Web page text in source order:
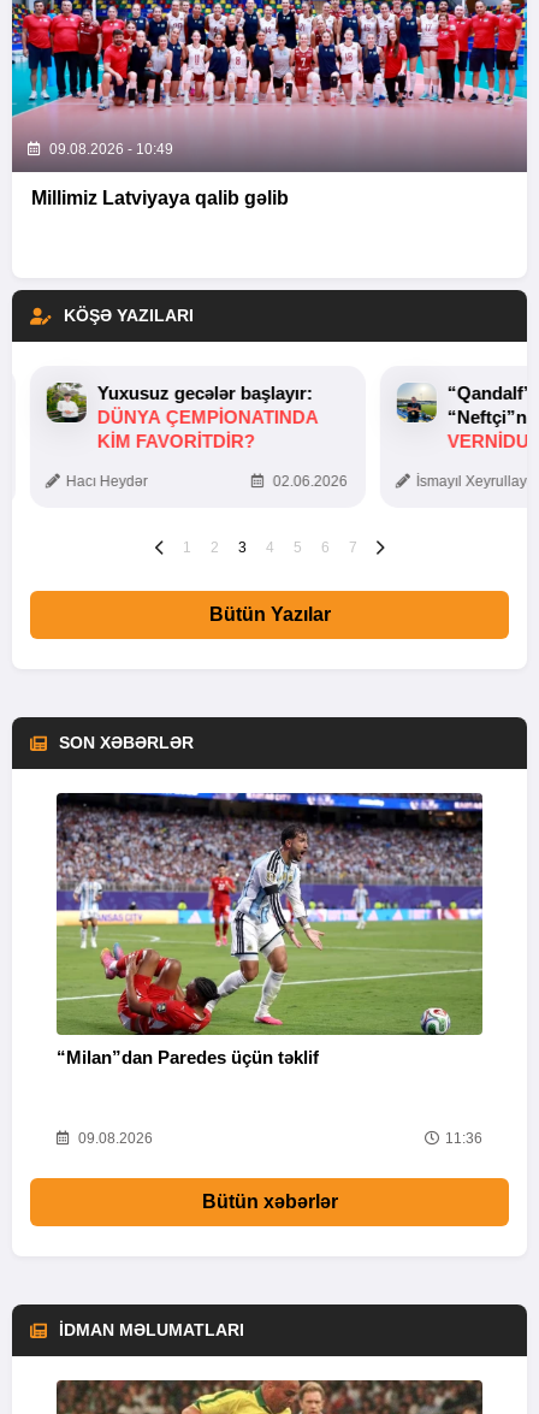
09.08.2026 - 10:49
Millimiz Latviyaya qalib gəlib
KÖŞƏ YAZILARI
Yuxusuz gecələr başlayır:
DÜNYA ÇEMPIONATINDA
KIM FAVORITDIR?
Hacı Heydər 02.06.2026 İsmayıl
1 2 3 4 5 6 7
Bütün Yazılar
SON XƏBƏRLƏR
“Milan”dan Paredes üçün təklif
09.08.2026 11:36
Bütün xəbərlər
İDMAN MƏLUMATLARI